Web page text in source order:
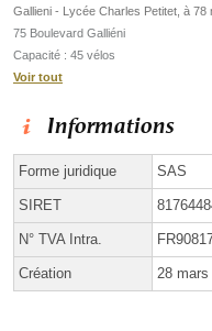
Gallieni - Lycée Charles Petitet, à 78
75 Boulevard Galliéni
Capacité : 45 vélos
Voir tout
Informations
Forme juridique SAS
SIRET
N° TVA Intra.
Création 28 mars